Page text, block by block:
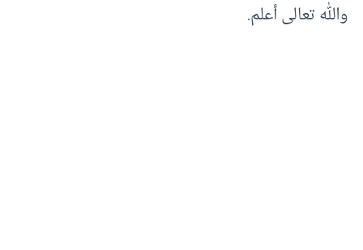
والله تعالى أعلم.